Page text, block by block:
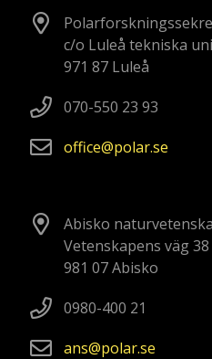
c/o Luleå tekniska
971 87 Luleå
070-550 23 93
office
polarse
Abisko
Vetenskapens väg 38
981 07 Abisko
0980-400 21
ans
polarse